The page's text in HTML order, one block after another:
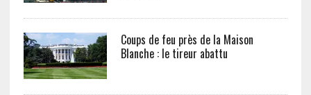
Coups de feu près de la Maison
Blanche : le tireur abattu